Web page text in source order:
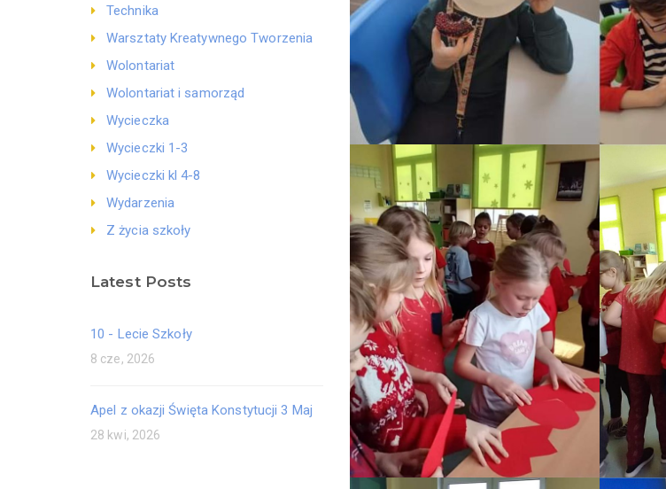
Technika
Warsztaty Kreatywnego Tworzenia
Wolontariat
Wolontariat i samorząd
Wycieczka
Wycieczki 1-3
Wycieczki kl 4-8
Wydarzenia
Z życia szkoły
Latest Posts
10 - Lecie Szkoły
8 cze, 2026
Apel z okazji Święta Konstytucji 3 Maj
28 kwi, 2026